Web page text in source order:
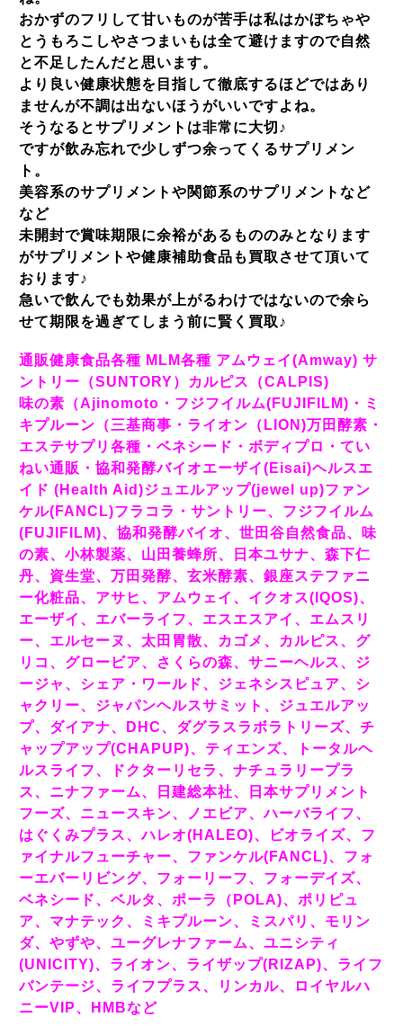
おかずのフリして甘いものが苦手は私はかぼちゃや
とうもろこしやさつまいもは全て避けますので自然
と不足したんだと思います。
より良い健康状態を目指して徹底するほどではあり
ませんが不調は出ないほうがいいですよね。
そうなるとサプリメントは非常に大切♪
ですが飲み忘れで少しずつ余ってくるサプリメン
ト。
美容系のサプリメントや関節系のサプリメントなど
など
未開封で賞味期限に余裕があるもののみとなります
がサプリメントや健康補助食品も買取させて頂いて
おります♪
急いで飲んでも効果が上がるわけではないので余ら
せて期限を過ぎてしまう前に賢く買取♪
通販健康食品各種 MLM各種 アムウェイ(Amway) サ
ントリー（SUNTORY）カルピス（CALPIS)
味の素（Ajinomoto・フジフイルム(FUJIFILM)・ミ
キプルーン（三基商事・ライオン（LION)万田酵素・
エステサプリ各種・ベネシード・ボディプロ・てい
ねい通販・協和発酵バイオエーザイ(Eisai)ヘルスエ
イド (Health Aid)ジュエルアップ(jewel up)ファン
ケル(FANCL)フラコラ・サントリー、フジフイルム
(FUJIFILM)、協和発酵バイオ、世田谷自然食品、味
の素、小林製薬、山田養蜂所、日本ユサナ、森下仁
丹、資生堂、万田発酵、玄米酵素、銀座ステファニ
ー化粧品、アサヒ、アムウェイ、イクオス(IQOS)、
エーザイ、エバーライフ、エスエスアイ、エムスリ
ー、エルセーヌ、太田胃散、カゴメ、カルピス、グ
リコ、グロービア、さくらの森、サニーヘルス、ジ
ージャ、シェア・ワールド、ジェネシスピュア、シ
ャクリー、ジャパンヘルスサミット、ジュエルアッ
プ、ダイアナ、DHC、ダグラスラボラトリーズ、チ
ャップアップ(CHAPUP)、ティエンズ、トータルヘ
ルスライフ、ドクターリセラ、ナチュラリープラ
ス、ニナファーム、日建総本社、日本サプリメント
フーズ、ニュースキン、ノエビア、ハーバライフ、
はぐくみプラス、ハレオ(HALEO)、ビオライズ、フ
ァイナルフューチャー、ファンケル(FANCL)、フォ
ーエバーリビング、フォーリーフ、フォーデイズ、
ベネシード、ベルタ、ポーラ（POLA)、ポリピュ
ア、マナテック、ミキプルーン、ミスパリ、モリン
ダ、やずや、ユーグレナファーム、ユニシティ
(UNICITY)、ライオン、ライザップ(RIZAP)、ライフ
バンテージ、ライフプラス、リンカル、ロイヤルハ
ニーVIP、HMBなど